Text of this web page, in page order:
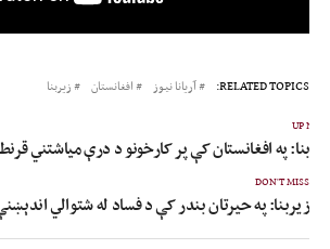
RELATED TOPICS: آریانا نیوز افغانستان زیربنا
UP
په افغانستان کې پر کارخونو د درې میاشتني
DON'T MISS
زیربنا: په حیرتان بندر کې د فساد له شتوالي